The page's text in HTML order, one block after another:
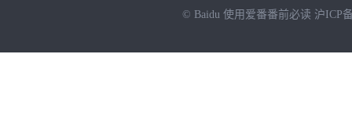
© Baidu 使用爱番番前必读 沪ICP